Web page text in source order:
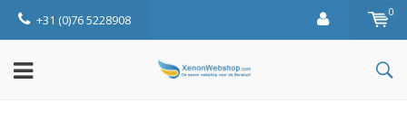
+31 (0)76 5228908 0